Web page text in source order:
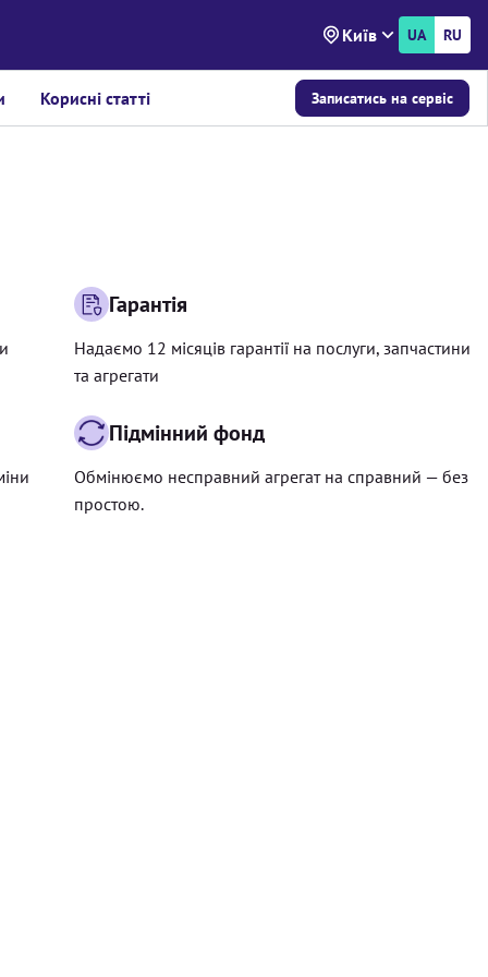
Київ UA RU
Корисні статті Записатись на сервіс
Гарантія
Надаємо 12 місяців гарантії на послуги, запчастини
та агрегати
Підмінний фонд
Обмінюємо несправний агрегат на справний — без
простою.